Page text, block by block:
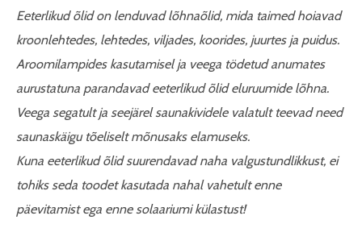
Eeterlikud õlid on lenduvad lõhnaõlid, mida taimed hoiavad
kroonlehtedes, lehtedes, viljades, koorides, juurtes ja puidus.
Aroomilampides kasutamisel ja veega tödetud anumates
aurustatuna parandavad eeterlikud õlid eluruumide lõhna.
Veega segatult ja seejärel saunakividele valatult teevad need
saunaskäigu tõeliselt mõnusaks elamuseks.
Kuna eeterlikud õlid suurendavad naha valgustundlikkust, ei
tohiks seda toodet kasutada nahal vahetult enne
päevitamist ega enne solaariumi külastust!